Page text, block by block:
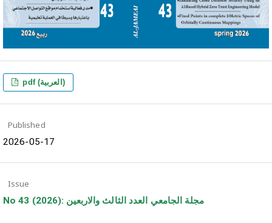
pdf (العربية)
Published
2026-05-17
Issue
No 43 (2026): مجلة الجامعي العدد الثالث والاربعين